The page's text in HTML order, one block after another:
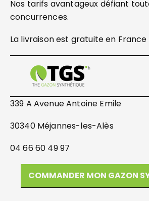
Nos tarifs avantageux défiant
concurrences.
La livraison est gratuite en France
339 A Avenue Antoine Emile
30340 Méjannes-les-Alès
04 66 60 49 97
COMMANDER MON GAZON